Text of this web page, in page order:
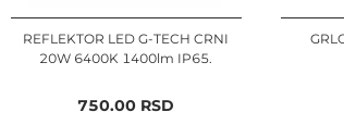
REFLEKTOR LED G-TECH CRNI
20W 6400K 1400lm IP65.
750.00 RSD